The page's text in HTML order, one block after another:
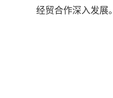
经贸合作深入发展